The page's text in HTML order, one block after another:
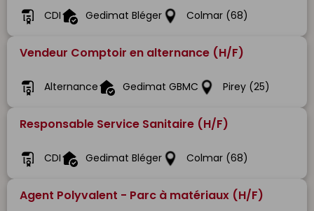
CDI Gedimat Bléger Colmar (68)
Vendeur Comptoir en alternance (H/F)
Alternance Gedimat GBMC Pirey (25)
Responsable Service Sanitaire (H/F)
CDI Gedimat Bléger Colmar (68)
Agent Polyvalent - Parc à matériaux (H/F)